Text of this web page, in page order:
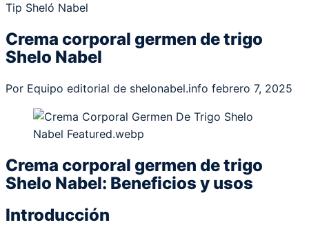
Tip Sheló Nabel
Crema corporal germen de trigo
Shelo Nabel
Por Equipo editorial de shelonabel.info febrero 7, 2025
Crema corporal germen de trigo
Shelo Nabel: Beneficios y usos
Introducción